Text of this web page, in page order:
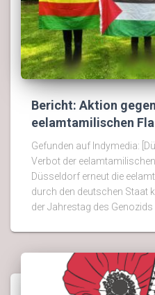
Bericht: Aktion
eelamtamilischen
Gefunden auf Indymedia:
Verbot der
Düsseldorf erneut die
durch den deutschen Staat
der Jahrestag des Genozids